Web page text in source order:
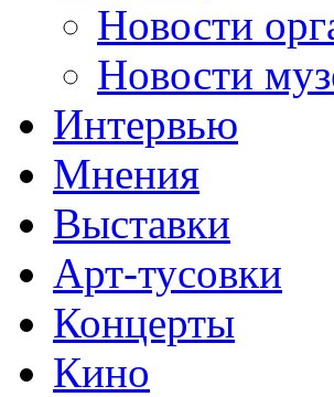
Новости
Новости
Интервью
Мнения
Выставки
Арт-тусовки
Концерты
Кино